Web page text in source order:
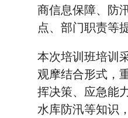
商信息保障、防
点、部门职责等
本次培训班培训
观摩结合形式，
挥决策、应急能
水库防汛等知识